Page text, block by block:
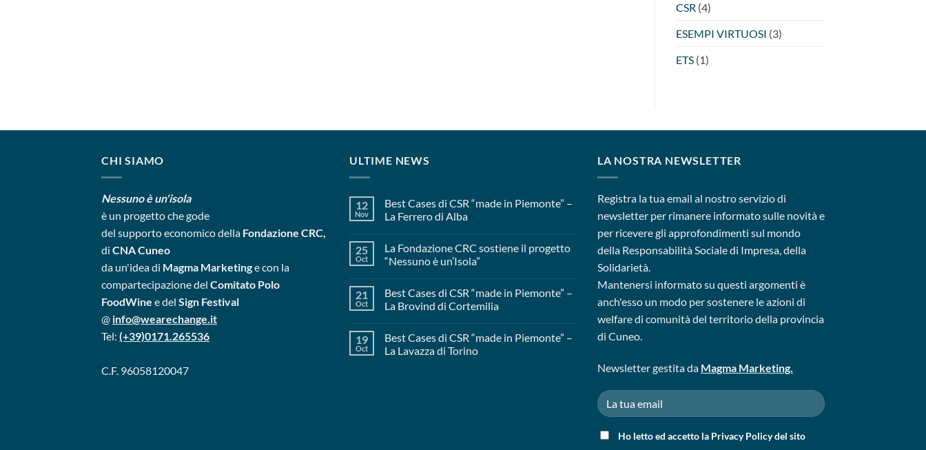
CSR (4)
ESEMPI VIRTUOSI (3)
ETS(1)
CHI SIAMO
Nessuno è un'isola
è un progettoche gode
del supporto economico della Fondazione CRC,
di CNA Cuneo
da un'idea di Magma Marketinge con la
compartecipazione del Comitato Polo
FoodWine e del Sign Festival
@ info@wearechange.it
Tel: (+39)0171.265536
C.F. 96058120047
ULTIME NEWS
12
Nov
Best Cases di CSR “made in Piemonte” –
La Ferrero di Alba
25
Oct
La Fondazione CRC sostiene il progetto
“Nessuno è un’Isola”
21
Oct
Best Cases di CSR “made in Piemonte” –
La Brovind di Cortemilia
19
Oct
Best Cases di CSR “made in Piemonte” –
La Lavazza di Torino
LA NOSTRA NEWSLETTER
Registra la tua email al nostro servizio di
newsletter per rimanere informato sulle novità e
per ricevere gli approfondimenti sul mondo
della Responsabilità Sociale di Impresa, della
Solidarietà.
Mantenersi informato su questi argomenti è
anch'esso un modo per sostenere le azioni di
welfare di comunità del territorio della provincia
di Cuneo.
Newsletter gestita da Magma Marketing.
Ho letto ed accetto la Privacy Policydel sito